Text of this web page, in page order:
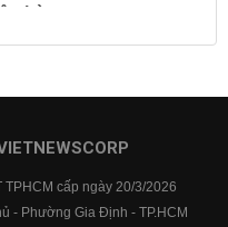
hàng
tiền gửi
cấp ngày 20/3/2026
- Phường Gia Định - TP.HCM